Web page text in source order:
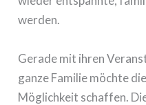
werden.
Gerade mit ihren
ganze Familie möchte
Möglichkeit schaffen.